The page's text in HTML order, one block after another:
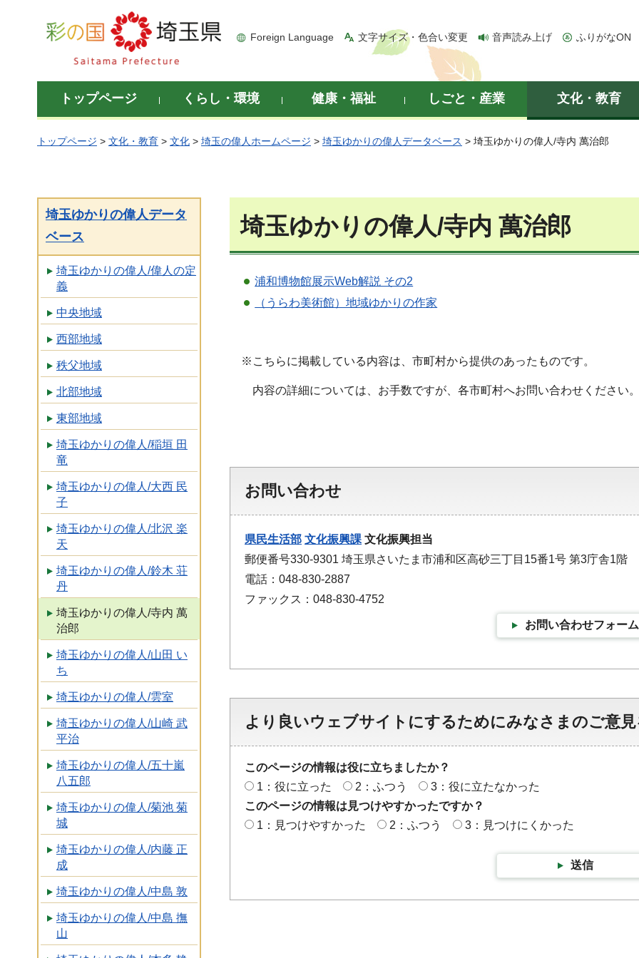
彩の国 埼玉県
Foreign Language 文字サイズ・色合い変更 音声読み上げ ふりがなON
トップページ くらし・環境 健康・福祉 しごと・産業 文化・教育
トップページ > 文化・教育 > 文化 > 埼玉の偉人ホームページ > 埼玉ゆかりの偉人データベース > 埼玉ゆかりの偉人/寺内 萬治郎
埼玉ゆかりの偉人データ
ベース
埼玉ゆかりの偉人/偉人の定
義
中央地域
西部地域
秩父地域
北部地域
東部地域
埼玉ゆかりの偉人/稲垣 田
竜
埼玉ゆかりの偉人/大西 民
子
埼玉ゆかりの偉人/北沢 楽
天
埼玉ゆかりの偉人/鈴木 荘
丹
埼玉ゆかりの偉人/寺内 萬
治郎
埼玉ゆかりの偉人/山田 い
ち
埼玉ゆかりの偉人/雲室
埼玉ゆかりの偉人/山崎 武
平治
埼玉ゆかりの偉人/五十嵐
八五郎
埼玉ゆかりの偉人/菊池 菊
城
埼玉ゆかりの偉人/内藤 正
成
埼玉ゆかりの偉人/中島 敦
埼玉ゆかりの偉人/中島 撫
山
埼玉ゆかりの偉人/寺内 萬治郎
浦和博物館展示Web解説 その2
（うらわ美術館）地域ゆかりの作家
※こちらに掲載している内容は、市町村から提供のあったものです。
内容の詳細については、お手数ですが、各市町村へお問い合わせください
お問い合わせ
県民生活部 文化振興課 文化振興担当
郵便番号330-9301 埼玉県さいたま市浦和区高砂三丁目15番1号 第3庁舎1階
電話：048-830-2887
ファックス：048-830-4752
お問い合わせフォーム
より良いウェブサイトにするためにみなさまのご意
このページの情報は役に立ちましたか？
1：役に立った
2：ふつう
3：役に立たなかった
このページの情報は見つけやすかったですか？
1：見つけやすかった
2：ふつう 3：見つけにくかった
送信